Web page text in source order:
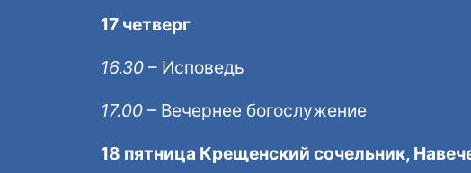
17 четверг
16.30 – Исповедь
17.00 – Вечернее богослужение
18 пятница Крещенский сочельник,